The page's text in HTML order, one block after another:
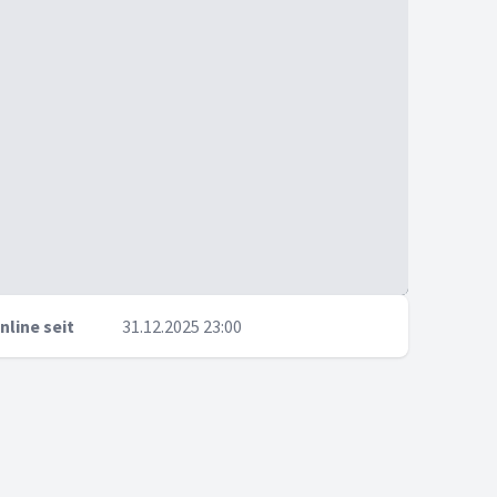
seit 31.12.2025 23:00